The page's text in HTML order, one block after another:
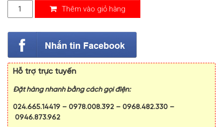
Thêm vào giỏ hàng
Hỗ trợ trực tuyến
Đặt hàng nhanh bằng cách gọi điện:
024.665.14419 – 0978.008.392 – 0968.482.330 –
0946.873.962